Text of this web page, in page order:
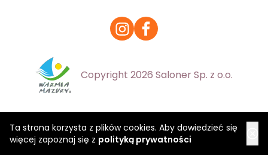
Ta strona korzysta z plików cookies. Aby dowiedzieć się
więcej zapoznaj się z polityką prywatności
Copyright 2026 Saloner Sp. z o.o.